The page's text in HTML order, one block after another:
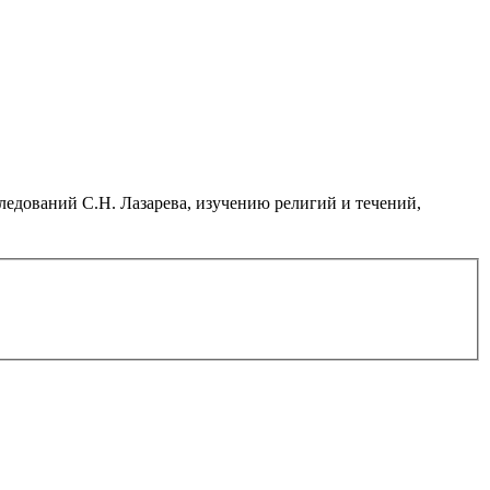
С.Н. Лазарева, изучению религий и течений,